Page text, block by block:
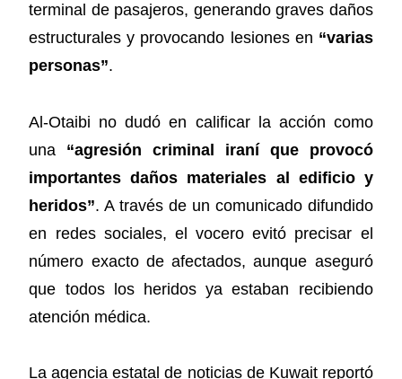
terminal de pasajeros, generando graves daños
estructurales y provocando lesiones en “varias
personas”.
Al-Otaibi no dudó en calificar la acción como
una “agresión criminal iraní que provocó
importantes daños materiales al edificio y
heridos”. A través de un comunicado difundido
en redes sociales, el vocero evitó precisar el
número exacto de afectados, aunque aseguró
que todos los heridos ya estaban recibiendo
atención médica.
La agencia estatal de noticias de Kuwait reportó